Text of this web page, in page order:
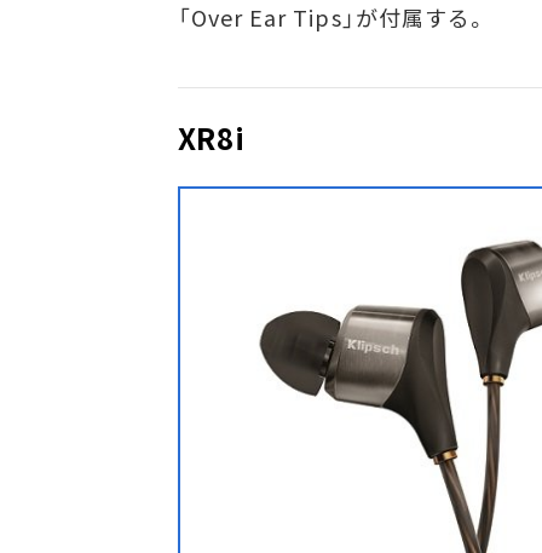
「Over Ear Tips」が付属する。
XR8i